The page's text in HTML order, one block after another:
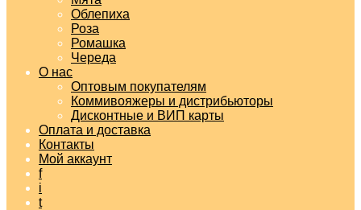
Облепиха
Роза
Ромашка
Череда
О нас
Оптовым покупателям
Коммивояжеры и дистрибьюторы
Дисконтные и ВИП карты
Оплата и доставка
Контакты
Мой аккаунт
f
i
t